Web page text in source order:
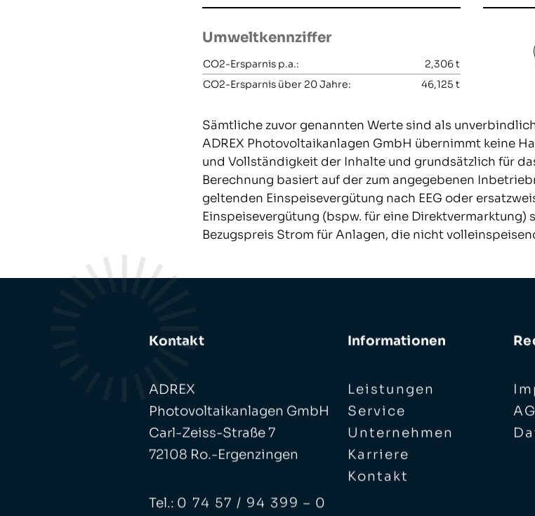
Umweltkennziffer
CO2-Ersparnis p.a.: 2,306t
CO2-Ersparnis über 20 Jahre:
46,125 t
Sämtliche zuvor genannten Werte sind als
ADREX Photovoltaikanlagen GmbH übernimmt keine
und Vollständigkeit der Inhalte und grundsätzlich für
Berechnung basiert auf der zum angegebenen
geltenden Einspeisevergütung nach EEG oder
Einspeisevergütung (bspw. für eine Direktvermarktung)
Bezugspreis Strom für Anlagen, die nicht
Kontakt
ADREX
Photovoltaikanlagen GmbH
Carl-Zeiss-Straße 7
72108 Ro.-Ergenzingen
Tel.: 0 74 57 / 94 399 – 0
Informationen
Leistungen
Service
Unternehmen
Karriere
Kontakt